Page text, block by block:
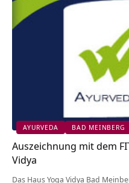
AYURVEDA BAD MEINBERG
Auszeichnung mit dem
Vidya
Das Haus Yoga Vidya Bad